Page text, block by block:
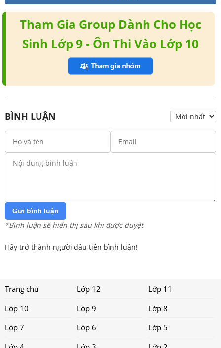
Tham Gia Group Dành Cho Học
Sinh Lớp 9 - Ôn Thi Vào Lớp 10
BÌNH LUẬN
Gửi bình luận
*Bình luận sẽ hiển thị sau khi được duyệt
Hãy trở thành người đầu tiên bình luận!
Trang chủ Lớp 12
Lớp 11
Lớp 10
Lớp 9
Lớp 8
Lớp 7
Lớp 6
Lớp 5